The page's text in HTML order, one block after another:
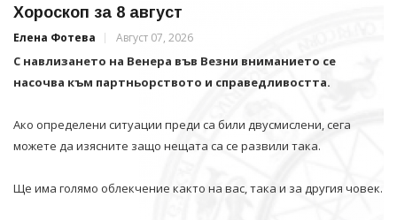
Хороскоп за 8 август
Елена Фотева Август 07, 2026
С навлизането на Венера във Везни вниманието се
насочва към партньорството и справедливостта.
Ако определени ситуации преди са били двусмислени, сега
можете да изясните защо нещата са се развили така.
Ще има голямо облекчение както на вас, така и за другия човек.